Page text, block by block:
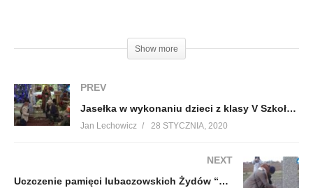
Show more
PREV
Jasełka w wykonaniu dzieci z klasy V Szkoły Podstawowej w Cieszanowie
Jan Lechowicz 28 STYCZNIA, 2020
NEXT
Uczczenie pamięci lubaczowskich Żydów “Plebańskie Pole” pod Dachnowem